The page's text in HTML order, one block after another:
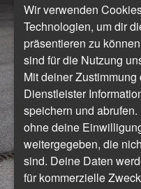
Wir verwenden
Technologien, um dir
präsentieren zu
sind für die Nutzung
Mit deiner
Dienstleister
speichern und
ohne deine
weitergegeben, die
sind. Deine Daten
für kommerzielle